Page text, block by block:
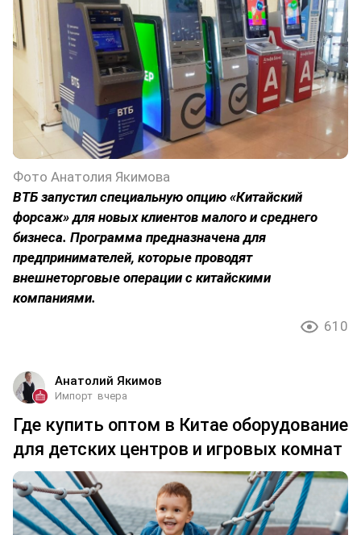
Фото Анатолия Якимова
ВТБ запустил специальную опцию «Китайский
форсаж» для новых клиентов малого и среднего
бизнеса. Программа предназначена для
предпринимателей, которые проводят
внешнеторговые операции с китайскими
компаниями.
610
Анатолий Якимов
Импорт вчера
Где купить оптом в Китае оборудование
для детских центров и игровых комнат